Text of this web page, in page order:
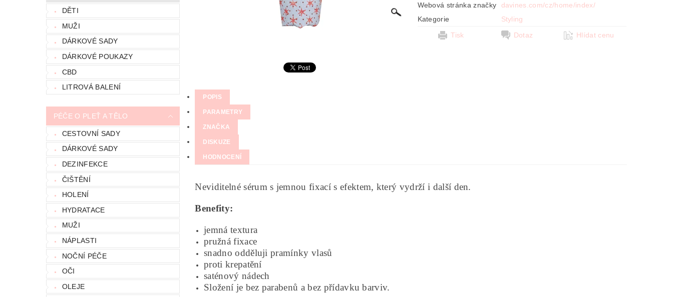
DĚTI
MUŽI
DÁRKOVÉ SADY
DÁRKOVÉ POUKAZY
CBD
LITROVÁ BALENÍ
PÉČE O PLEŤ A TĚLO
CESTOVNÍ SADY
DÁRKOVÉ SADY
DEZINFEKCE
ČIŠTĚNÍ
HOLENÍ
HYDRATACE
MUŽI
NÁPLASTI
NOČNÍ PÉČE
OČI
OLEJE
Webová stránka značky
davines.com/cz/home/index/
Kategorie
Styling
Tisk
Dotaz Hlídat cenu
POPIS
PARAMETRY
ZNAČKA
DISKUZE
HODNOCENÍ
Neviditelné sérum s jemnou fixací s efektem, který vydrží i další den.
Benefity:
jemná textura
pružná fixace
snadno odděluji pramínky vlasů
proti krepatění
saténový nádech
Složení je bez parabenů a bez přídavku barviv.